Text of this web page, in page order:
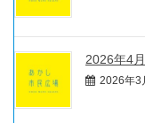
2026年4
2026年3